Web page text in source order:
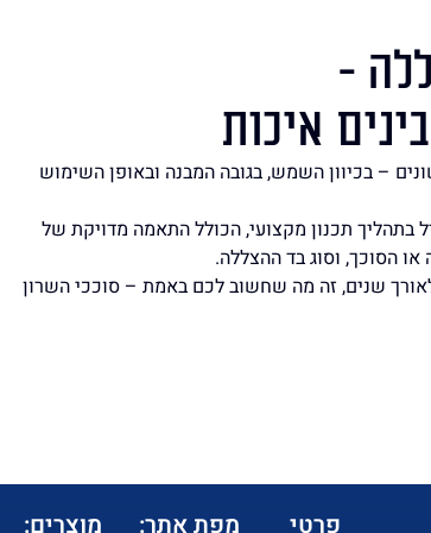
-
איכות
– בכיוון השמש, בגובה המבנה ובאופן השימוש
בתהליך תכנון מקצועי, הכולל התאמה מדויקת של
הסוכך, וסוג בד ההצללה.
שנים, זה מה שחשוב לכם באמת – סוככי השרון
פרטי מפת אתר: מוצרים: